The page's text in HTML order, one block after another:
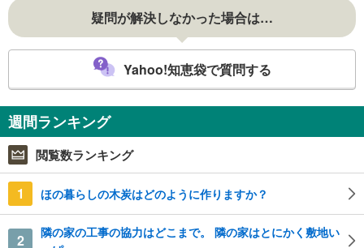
疑問が解決しなかった場合は…
Yahoo!知恵袋で質問する
週間ランキング
閲覧数ランキング
1 ほの暮らしの木炭はどのように作りますか？
2
隣の家の工事の協力はどこまで。 隣の家はとにかく敷地い